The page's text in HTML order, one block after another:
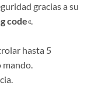
gracias a su
code«.
hasta 5
mando.